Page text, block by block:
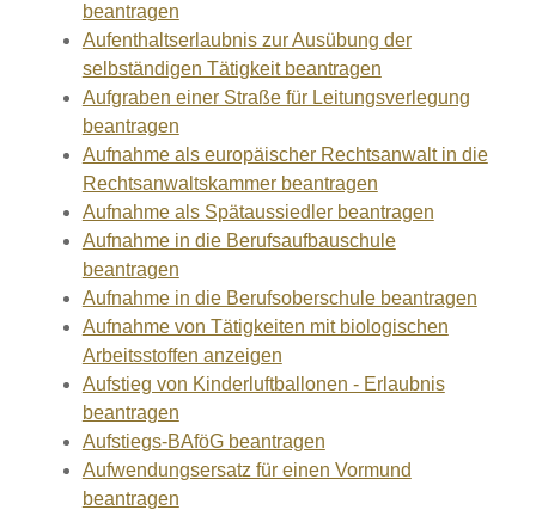
beantragen
Aufenthaltserlaubnis zur Ausübung der
selbständigen Tätigkeit beantragen
Aufgraben einer Straße für Leitungsverlegung
beantragen
Aufnahme als europäischer Rechtsanwalt in die
Rechtsanwaltskammer beantragen
Aufnahme als Spätaussiedler beantragen
Aufnahme in die Berufsaufbauschule
beantragen
Aufnahme in die Berufsoberschule beantragen
Aufnahme von Tätigkeiten mit biologischen
Arbeitsstoffen anzeigen
Aufstieg von Kinderluftballonen - Erlaubnis
beantragen
Aufstiegs-BAföG beantragen
Aufwendungsersatz für einen Vormund
beantragen